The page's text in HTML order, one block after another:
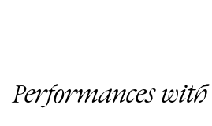
Performances with